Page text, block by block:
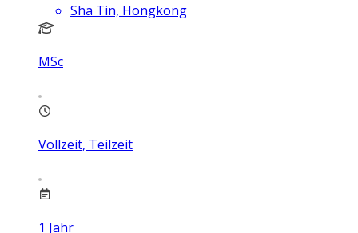
Sha Tin, Hongkong
MSc
Vollzeit, Teilzeit
1 Jahr